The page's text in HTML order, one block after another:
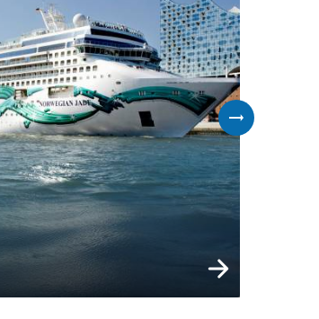
Varaa nyt